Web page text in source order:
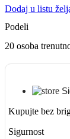
Dodaj u listu
Podeli
20 osoba
Kupujte bez
Sigurnost